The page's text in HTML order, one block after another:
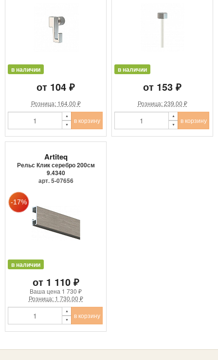
в наличии
от 104 ₽
Розница: 164.00 ₽
в корзину
в наличии
от 153 ₽
Розница: 239.00 ₽
в корзину
Artiteq
Рельс Клик серебро 200см
9.4340
арт. 5-07656
в наличии
от 1 110 ₽
Ваша цена 1 730 ₽
Розница: 1 730.00 ₽
в корзину